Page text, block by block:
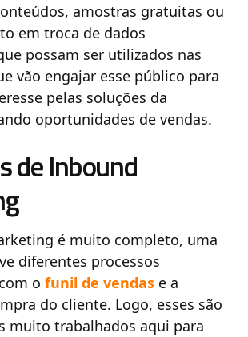
amostras gratuitas ou
em troca de dados
possam ser utilizados nas
vão engajar esse público para
pelas soluções da
oportunidades de vendas.
de Inbound
é muito completo, uma
diferentes processos
ofunil de vendas e a
do cliente. Logo, esses são
muito trabalhados aqui para